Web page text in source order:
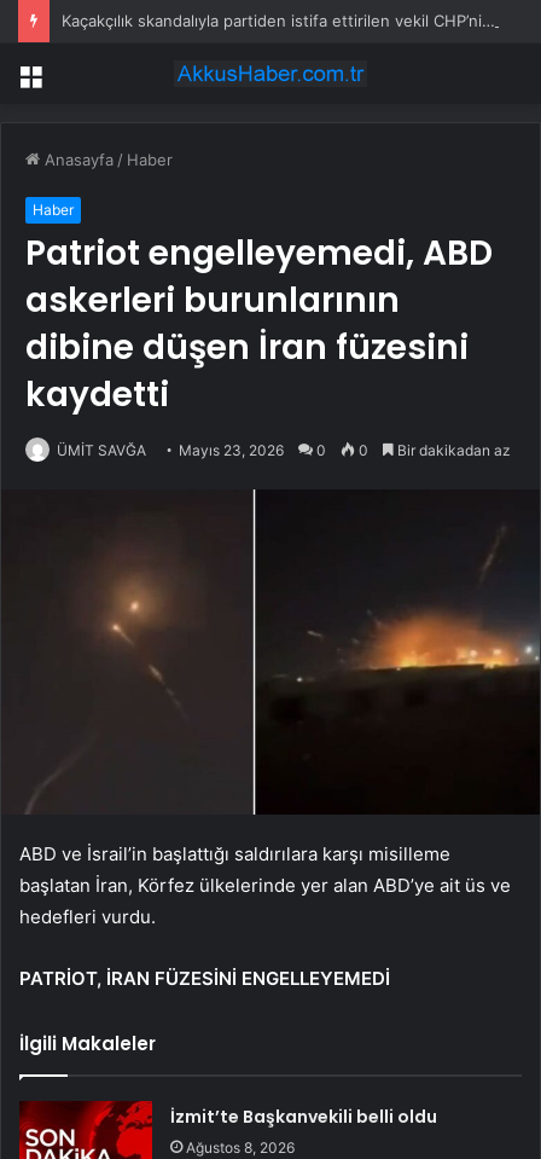
Kaçakçılık skandalıyla partiden istifa ettirilen vekil CHP’nin ilk transferi oldu
Menü
Anasayfa / Haber
Haber
Patriot engelleyemedi, ABD
askerleri burunlarının
dibine düşen İran füzesini
kaydetti
ÜMİT SAVĞA Mayıs 23, 2026 0 0 Bir dakikadan az
ABD ve İsrail’in başlattığı saldırılara karşı misilleme
başlatan İran, Körfez ülkelerinde yer alan ABD’ye ait üs ve
hedefleri vurdu.
PATRİOT, İRAN FÜZESİNİ ENGELLEYEMEDİ
İlgili Makaleler
İzmit’te Başkanvekili belli oldu
Ağustos 8, 2026